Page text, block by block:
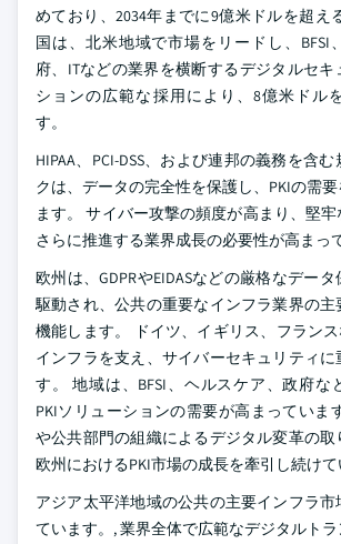
めており、2034年までに9億米ドルを超え
国は、北米地域で市場をリードし、BFSI
府、ITなどの業界を横断するデジタルセキ
ションの広範な採用により、8億米ドル
す。
HIPAA、PCI-DSS、および連邦の義務を含
クは、データの完全性を保護し、PKIの需
ます。 サイバー攻撃の頻度が高まり、堅
さらに推進する業界成長の必要性が高まっ
欧州は、GDPRやEIDASなどの厳格なデー
駆動され、公共の重要なインフラ業界の主
機能します。 ドイツ、イギリス、フラン
インフラを支え、サイバーセキュリティに
す。 地域は、BFSI、ヘルスケア、政府な
PKIソリューションの需要が高まっていま
や公共部門の組織によるデジタル変革の取
欧州におけるPKI市場の成長を牽引し続けて
アジア太平洋地域の公共の主要インフラ市
ています。, 業界全体で広範なデジタルト